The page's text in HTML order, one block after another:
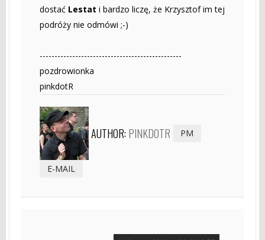
dostać Lestat i bardzo liczę, że Krzysztof im tej
podróży nie odmówi ;-)
------------------------------------------------
pozdrowionka
pinkdotR
AUTHOR: PINKDOTR PM
E-MAIL